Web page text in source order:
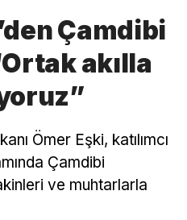
Çamdibi
akılla
Ömer Eşki, katılımcı
Çamdibi
ve muhtarlarla